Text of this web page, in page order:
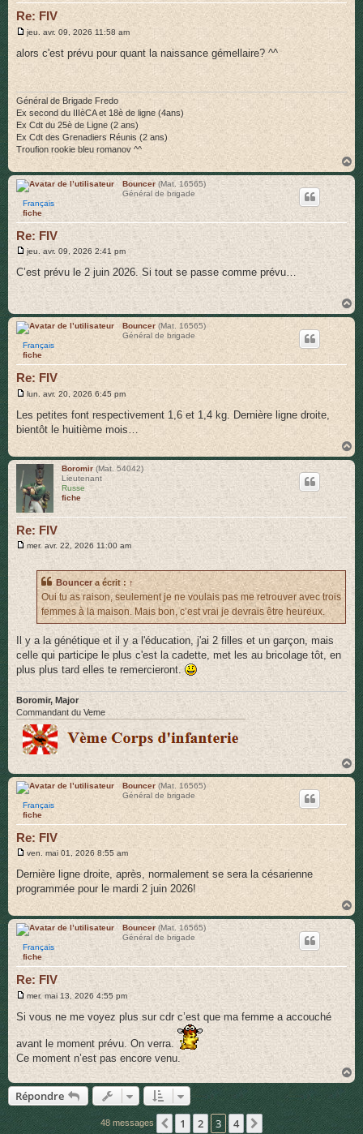
Re: FIV
M
s
jeu. avr. 09, 2026 11:58 am
alors c'est prévu pour quant la naissance gémellaire? ^^
Général de Brigade Fredo
Ex second du IIIèCA et 18è de ligne (4ans)
Ex Cdt du 25è de Ligne (2 ans)
Ex Cdt des Grenadiers Réunis (2 ans)
Troufion rookie bleu romanov ^^
H
a
u
Bouncer(Mat. 16565)
Général de brigade
Français
fiche
Re: FIV
M
e
s
jeu. avr. 09, 2026 2:41 pm
C’est prévu le 2 juin 2026. Si tout se passe comme prévu…
a
u
Bouncer (Mat. 16565)
Général de brigade
Français
fiche
Re: FIV
M
s
a
lun. avr. 20, 2026 6:45 pm
Les petites font respectivement 1,6 et 1,4 kg. Dernière ligne droite,
bientôt le huitième mois…
H
a
u
Boromir(Mat. 54042)
Lieutenant
Russe
fiche
Re: FIV
Mmer. avr. 22, 2026 11:00 am
Bouncera écrit : ↑
Oui tu as raison, seulement je ne voulais pas me retrouver avec trois
femmes à la maison. Mais bon, c’est vrai je devrais être heureux.
Il y a la génétique et il y a l'éducation, j'ai 2 filles et un garçon, mais
celle qui participe le plus c'est la cadette, met les au bricolage tôt, en
plus plus tard elles te remercieront.
Boromir, Major
Commandant du Veme
H
a
u
Bouncer (Mat. 16565)
Général de brigade
Français
fiche
Re: FIV
M
s
a
ven. mai 01, 2026 8:55 am
Dernière ligne droite, après, normalement se sera la césarienne
programmée pour le mardi 2 juin 2026!
H
a
u
t
Bouncer(Mat. 16565)
Général de brigade
Français
fiche
Re: FIV
M
e
s
a
g
mer. mai 13, 2026 4:55 pm
Si vous ne me voyez plus sur cdr c’est que ma femme a accouché
avant le moment prévu. On verra.
Ce moment n’est pas encore venu.
H
a
u
t
Répondre
48 messages Précédent
1 2 3 4 Suivant